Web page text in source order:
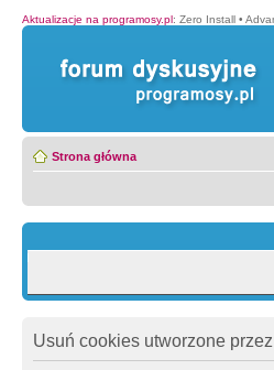
Aktualizacje na programosy.pl: Zero Install •
Strona główna
Usuń cookies utworzone